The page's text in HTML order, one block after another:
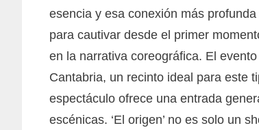
esencia y esa conexión más
para cautivar desde el primer
en la narrativa coreográfica. El
Cantabria, un recinto ideal para este
espectáculo ofrece una entrada
escénicas. ‘El origen’ no es solo un